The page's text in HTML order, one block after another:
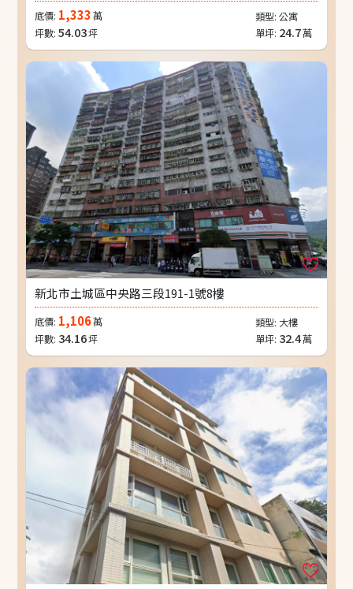
底價: 1,333萬 類型: 公寓
坪數: 54.03坪 單坪: 24.7萬
新北市土城區中央路三段191-1號8樓
底價: 1,106萬 類型: 大樓
坪數: 34.16坪 單坪: 32.4萬